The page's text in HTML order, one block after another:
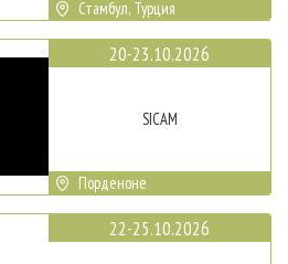
Стамбул, Турция
20-23.10.2026
SICAM
Порденоне
22-25.10.2026